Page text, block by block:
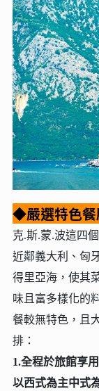
◆嚴選特色餐
克.斯.蒙.波這四
近鄰義大利、匈
得里亞海，使其
味且富多樣化的
餐較無特色，且
排：
1.全程於旅館享
以西式為主中式